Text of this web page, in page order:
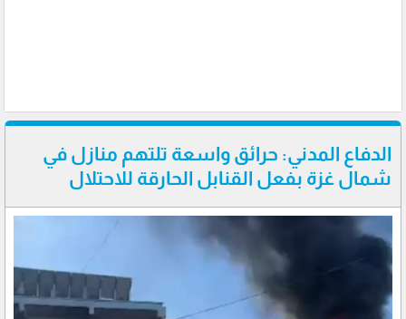
الدفاع المدني: حرائق واسعة تلتهم منازل في
شمال غزة بفعل القنابل الحارقة للاحتلال